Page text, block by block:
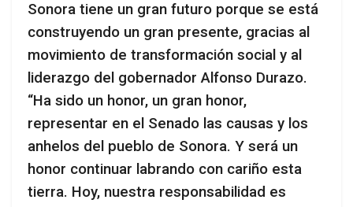
Sonora tiene un gran futuro porque se está
construyendo un gran presente, gracias al
movimiento de transformación social y al
liderazgo del gobernador Alfonso Durazo.
“Ha sido un honor, un gran honor,
representar en el Senado las causas y los
anhelos del pueblo de Sonora. Y será un
honor continuar labrando con cariño esta
tierra. Hoy, nuestra responsabilidad es